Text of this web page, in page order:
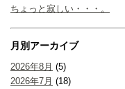
ちょっと寂しい・・・。
月別アーカイブ
2026年8月 (5)
2026年7月 (18)